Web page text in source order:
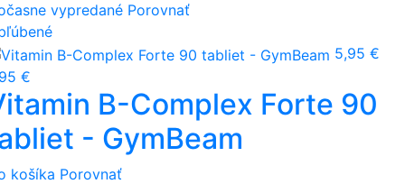
vypredané Porovnať
5,95 €
€
B-Complex Forte 90
- GymBeam
košíka Porovnať